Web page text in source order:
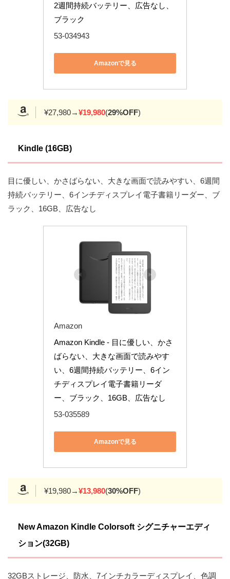
2週間持続バッテリー、広告なし、
ブラック
53-034943
Amazonで見る
¥27,980→¥19,980(29%OFF)
Kindle (16GB)
目に優しい、かさばらない、大きな画面で読みやすい、6週間
持続バッテリー、6インチディスプレイ電子書籍リーダー、ブ
ラック、16GB、広告なし
Amazon
Amazon Kindle - 目に優しい、かさ
ばらない、大きな画面で読みやす
い、6週間持続バッテリー、6イン
チディスプレイ電子書籍リーダ
ー、ブラック、16GB、広告なし
53-035589
Amazonで見る
¥19,980→¥13,980(30%OFF)
New Amazon Kindle Colorsoft シグニチャーエディ
ション(32GB)
32GBストレージ、防水、7インチカラーディスプレイ、色調